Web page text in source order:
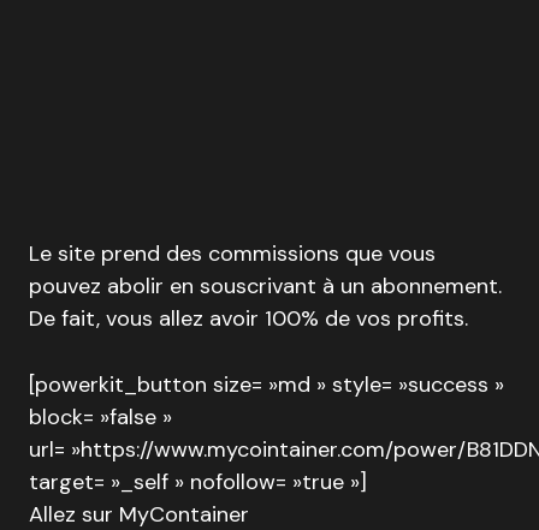
Le site prend des commissions que vous
pouvez abolir en souscrivant à un abonnement.
De fait, vous allez avoir 100% de vos profits.
[powerkit_button size= »md » style= »success »
block= »false »
url= »https://www.mycointainer.com/power/
target= »_self » nofollow= »true »]
Allez sur MyContainer